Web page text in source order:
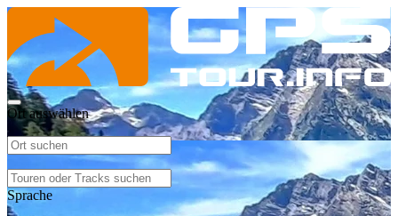
Ort auswählen
Sprache